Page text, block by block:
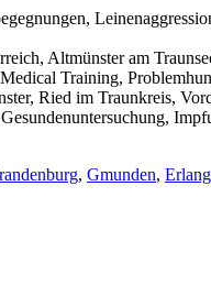
Altmünster am
Training,
Ried im Traunkreis,
, Gmunden,